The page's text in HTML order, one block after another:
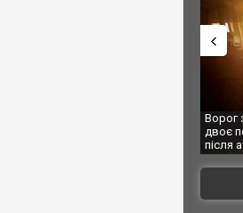
Ворог завдав комбінованого удару по Сумах,
двоє поранених. Ще десятеро постраждали
після атаки БПЛА по ринку на Сумщині. ФОТО